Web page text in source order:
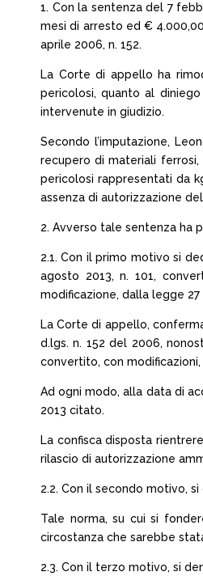
1. Con la sentenza del 7
mesi di arresto ed €
aprile 2006, n. 152.
La Corte di appello ha
pericolosi, quanto al
intervenute in giudizio.
Secondo l’imputazione,
recupero di materiali
pericolosi rappresentati da
assenza di autorizzazione
2. Avverso tale sentenza ha
2.1. Con il primo motivo si
agosto 2013, n. 101,
modificazione, dalla legge 27
La Corte di appello,
d.lgs. n. 152 del 2006,
convertito, con
Ad ogni modo, alla data di
2013 citato.
La confisca disposta
rilascio di autorizzazione
2.2. Con il secondo motivo,
Tale norma, su cui si
circostanza che sarebbe
2.3. Con il terzo motivo, si